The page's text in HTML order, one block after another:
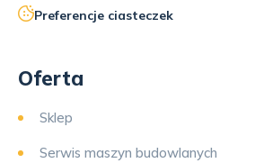
Preferencje ciasteczek
Oferta
Sklep
Serwis maszyn budowlanych